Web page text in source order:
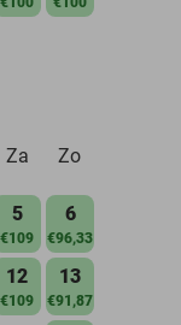
Za Zo
5
€109
6
€96,33
12
€109
13
€91,87